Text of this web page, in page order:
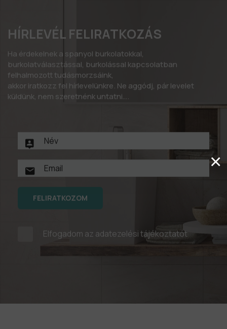
HÍRLEVÉL FELIRATKOZÁS
Ha érdekelnek a spanyol burkolatokkal,
burkolatválasztással, burkolással kapcsolatban
felhalmozott tudásmorzsáink,
akkor iratkozz fel hírlevelünkre. Ne aggódj, pár levelet
küldünk, nem szeretnénk untatni….
FELIRATKOZOM
Elfogadom az adatezelési tájékoztatót
×